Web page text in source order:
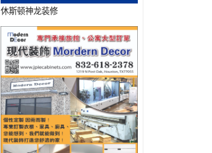
休斯顿神龙装修